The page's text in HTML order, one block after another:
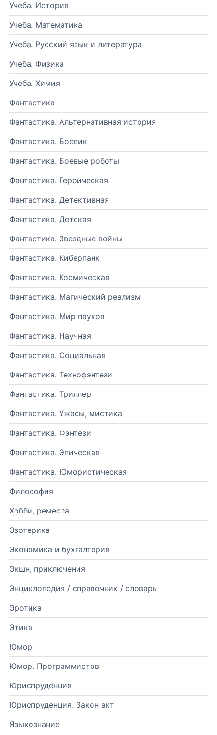
Учеба. История
Учеба. Математика
Учеба. Русский язык и литература
Учеба. Физика
Учеба. Химия
Фантастика
Фантастика. Альтернативная история
Фантастика. Боевик
Фантастика. Боевые роботы
Фантастика. Героическая
Фантастика. Детективная
Фантастика. Детская
Фантастика. Звездные войны
Фантастика. Киберпанк
Фантастика. Космическая
Фантастика. Магический реализм
Фантастика. Мир пауков
Фантастика. Научная
Фантастика. Социальная
Фантастика. Технофэнтези
Фантастика. Триллер
Фантастика. Ужасы, мистика
Фантастика. Фэнтези
Фантастика. Эпическая
Фантастика. Юмористическая
Философия
Хобби, ремесла
Эзотерика
Экономика и бухгалтерия
Экшн, приключения
Энциклопедия / справочник / словарь
Эротика
Этика
Юмор
Юмор. Программистов
Юриспруденция
Юриспруденция. Закон акт
Языкознание